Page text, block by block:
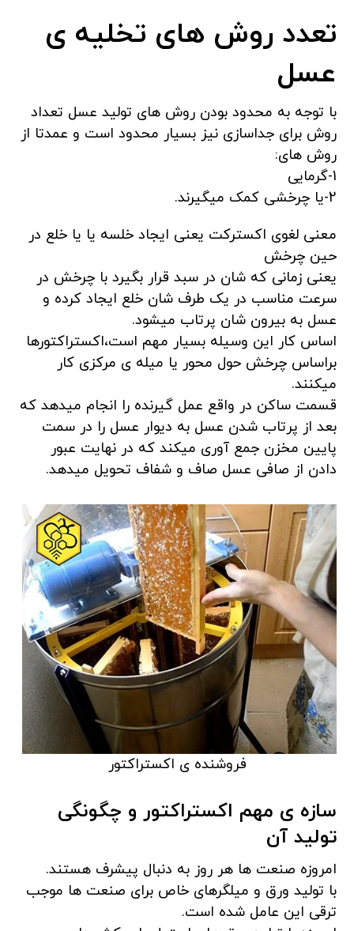
تعدد روش های تخلیه ی
عسل
با توجه به محدود بودن روش های تولید عسل تعداد
روش برای جداسازی نیز بسیار محدود است و عمدتا از
روش های:
1-گرمایی
2-یا چرخشی کمک میگیرند.
معنی لغوی اکسترکت یعنی ایجاد خلسه یا یا خلع در
حین چرخش
یعنی زمانی که شان در سبد قرار بگیرد با چرخش در
سرعت مناسب در یک طرف شان خلع ایجاد کرده و
عسل به بیرون شان پرتاب میشود.
اساس کار این وسیله بسیار مهم است،اکستراکتورها
براساس چرخش حول محور یا میله ی مرکزی کار
میکنند.
قسمت ساکن در واقع عمل گیرنده را انجام میدهد که
بعد از پرتاب شدن عسل به دیوار عسل را در سمت
پایین مخزن جمع آوری میکند که در نهایت عبور
دادن از صافی عسل صاف و شفاف تحویل میدهد.
فروشنده ی اکستراکتور
سازه ی مهم اکستراکتور و چگونگی
تولید آن
امروزه صنعت ها هر روز به دنبال پیشرف هستند.
با تولید ورق و میلگرهای خاص برای صنعت ها موجب
ترقی این عامل شده است.